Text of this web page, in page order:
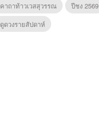
คาถาท้าวเวสสุวรรณ
ปีชง 2569
ดูดวงรายสัปดาห์